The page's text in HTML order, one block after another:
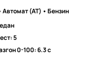
Автомат (AT) • Бензин
5
0-100: 6.3 с